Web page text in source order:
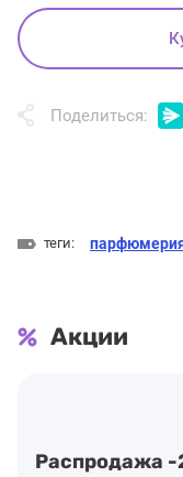
Поделиться:
теги:
Акции
Распродажа -